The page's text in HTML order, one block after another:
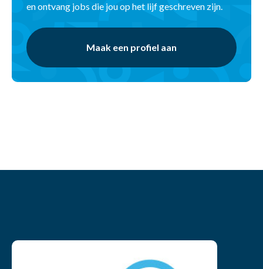
en ontvang jobs die jou op het lijf geschreven zijn.
Maak een profiel aan